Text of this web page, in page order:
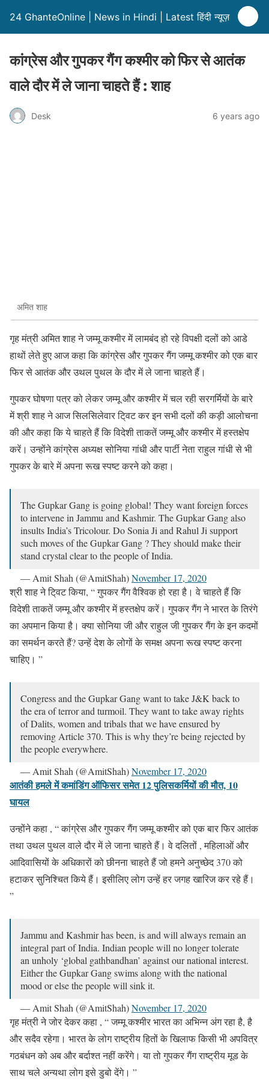
24 GhanteOnline | News in Hindi | Latest हिंदी न्यूज़
कांग्रेस और गुपकर गैंग कश्मीर को फिर से आतंक
वाले दौर में ले जाना चाहते हैं : शाह
Desk 6 years ago
अमित शाह
गृह मंत्री अमित शाह ने जम्मू कश्मीर में लामबंद हो रहे विपक्षी दलों को आडे
हाथों लेते हुए आज कहा कि कांग्रेस और गुपकर गैंग जम्मू कश्मीर को एक बार
फिर से आतंक और उथल पुथल के दौर में ले जाना चाहते हैं।
गुपकर घोषणा पत्र को लेकर जम्मू और कश्मीर में चल रही सरगर्मियों के बारे
में श्री शाह ने आज सिलसिलेवार टि्वट कर इन सभी दलों की कड़ी आलोचना
की और कहा कि ये चाहते हैं कि विदेशी ताकतें जम्मू और कश्मीर में हस्तक्षेप
करें। उन्होंने कांग्रेस अध्यक्ष सोनिया गांधी और पार्टी नेता राहुल गांधी से भी
गुपकर के बारे में अपना रूख स्पष्ट करने को कहा।
The Gupkar Gang is going global! They want foreign forces
to intervene in Jammu and Kashmir. The Gupkar Gang also
insults India’s Tricolour. Do Sonia Ji and Rahul Ji support
such moves of the Gupkar Gang ? They should make their
stand crystal clear to the people of India.
— Amit Shah (@AmitShah)November 17, 2020
श्री शाह ने टि्वट किया, “ गुपकर गैंग वैश्विक हो रहा है। वे चाहते हैं कि
विदेशी ताकतें जम्मू और कश्मीर में हस्तक्षेप करें। गुपकर गैंग ने भारत के तिरंगे
का अपमान किया है। क्या सोनिया जी और राहुल जी गुपकर गैंग के इन कदमों
का समर्थन करते हैं? उन्हें देश के लोगों के समक्ष अपना रूख स्पष्ट करना
चाहिए। ”
Congress and the Gupkar Gang want to take J&K back to
the era of terror and turmoil. They want to take away rights
of Dalits, women and tribals that we have ensured by
removing Article 370. This is why they’re being rejected by
the people everywhere.
— Amit Shah (@AmitShah)November 17, 2020
आतंकी हमले में कमांडिंग ऑफिसर समेत 12 पुलिसकर्मियों की मौत, 10
घायल
उन्होंने कहा , “ कांग्रेस और गुपकर गैंग जम्मू कश्मीर को एक बार फिर आतंक
तथा उथल पुथल वाले दौर में ले जाना चाहते हैं। वे दलितों , महिलाओं और
आदिवासियों के अधिकारों को छीनना चाहते हैं जो हमने अनुच्छेद 370 को
हटाकर सुनिश्चित किये हैं। इसीलिए लोग उन्हें हर जगह खारिज कर रहे हैं।
”
Jammu and Kashmir has been, is and will always remain an
integral part of India. Indian people will no longer tolerate
an unholy ‘global gathbandhan’ against our national interest.
Either the Gupkar Gang swims along with the national
mood or else the people will sink it.
— Amit Shah (@AmitShah)November 17, 2020
गृह मंत्री ने जोर देकर कहा , “ जम्मू कश्मीर भारत का अभिन्न अंग रहा है, है
और सदैव रहेगा। भारत के लोग राष्ट्रीय हितों के खिलाफ किसी भी अपवित्र
गठबंधन को अब और बर्दाश्त नहीं करेंगे। या तो गुपकर गैंग राष्ट्रीय मूड के
साथ चले अन्यथा लोग इसे डुबो देंगे। ”